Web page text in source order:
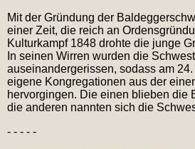
Mit der Gründung der
einer Zeit, die reich an
Kulturkampf 1848 drohte die junge
In seinen Wirren wurden die
auseinandergerissen, sodass am
eigene Kongregationen aus der
hervorgingen. Die einen blieben die
die anderen nannten sich die
- - - - -